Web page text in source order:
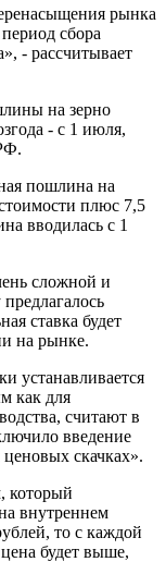
рынка
сбора
- рассчитывает
на зерно
- с 1 июля,
пошлина на
плюс 7,5
вводилась с 1
сложной и
ставка будет
на рынке.
устанавливается
как для
считают в
введение
скачках».
который
внутреннем
то с каждой
будет выше,